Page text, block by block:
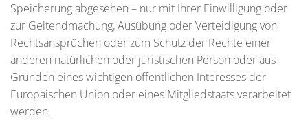
Speicherung abgesehen – nur mit Ihrer Einwilligung oder
zur Geltendmachung, Ausübung oder Verteidigung von
Rechtsansprüchen oder zum Schutz der Rechte einer
anderen natürlichen oder juristischen Person oder aus
Gründen eines wichtigen öffentlichen Interesses der
Europäischen Union oder eines Mitgliedstaats verarbeitet
werden.